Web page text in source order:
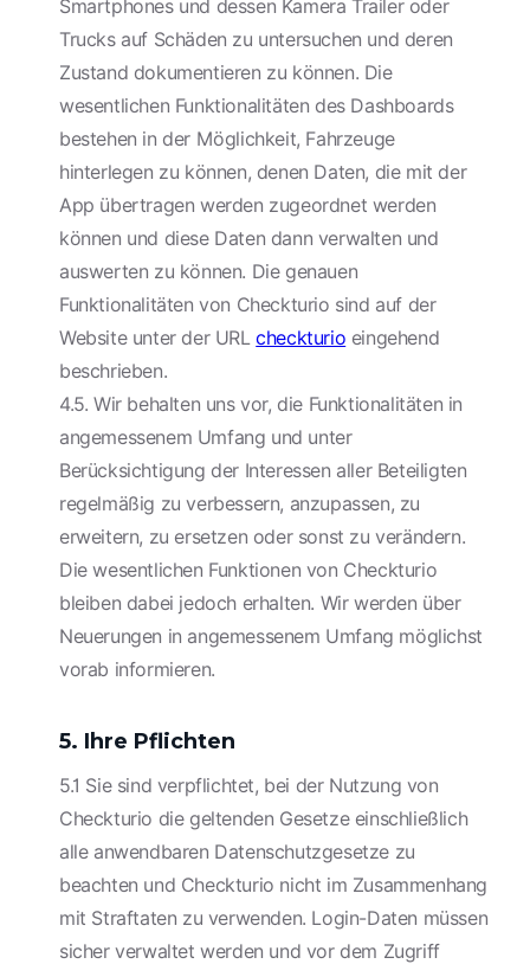
Smartphones und dessen Kamera Trailer oder
Trucks auf Schäden zu untersuchen und deren
Zustand dokumentieren zu können. Die
wesentlichen Funktionalitäten des Dashboards
bestehen in der Möglichkeit, Fahrzeuge
hinterlegen zu können, denen Daten, die mit der
App übertragen werden zugeordnet werden
können und diese Daten dann verwalten und
auswerten zu können. Die genauen
Funktionalitäten von Checkturio sind auf der
Website unter der URLcheckturio eingehend
beschrieben.
4.5. Wir behalten uns vor, die Funktionalitäten in
angemessenem Umfang und unter
Berücksichtigung der Interessen aller Beteiligten
regelmäßig zu verbessern, anzupassen, zu
erweitern, zu ersetzen oder sonst zu verändern.
Die wesentlichen Funktionen von Checkturio
bleiben dabei jedoch erhalten. Wir werden über
Neuerungen in angemessenem Umfang möglichst
vorab informieren.
5. Ihre Pflichten
5.1 Sie sind verpflichtet, bei der Nutzung von
Checkturio die geltenden Gesetze einschließlich
alle anwendbaren Datenschutzgesetze zu
beachten und Checkturio nicht im Zusammenhang
mit Straftaten zu verwenden. Login-Daten müssen
sicher verwaltet werden und vor dem Zugriff